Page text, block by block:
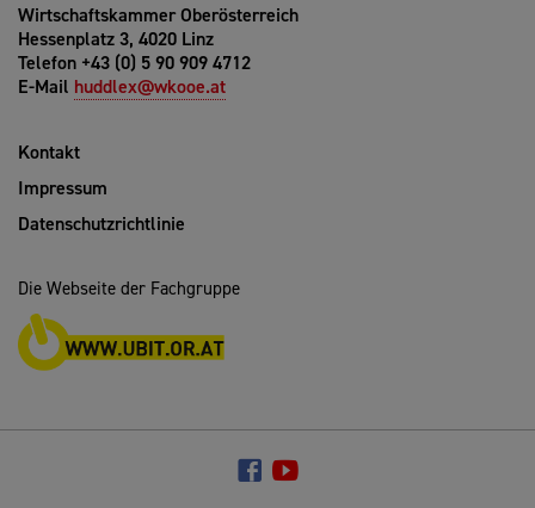
Wirtschaftskammer Oberösterreich
Hessenplatz 3, 4020 Linz
Telefon +43 (0) 5 90 909 4712
E-Mail huddlex@wkooe.at
Kontakt
Impressum
Datenschutzrichtlinie
Die Webseite der Fachgruppe